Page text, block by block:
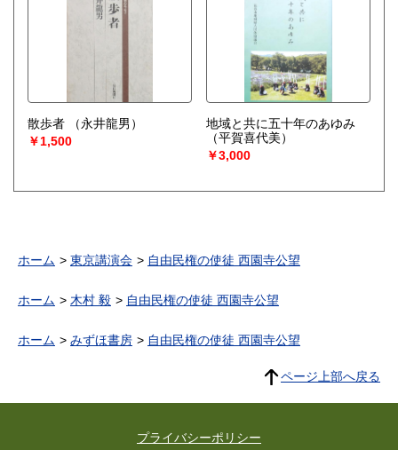
散歩者
（永井龍男）
￥1,500
地域と共に五十年のあゆみ
（平賀喜代美）
￥3,000
ホーム 東京講演会 自由民権の使徒 西園寺公望
ホーム 木村 毅 自由民権の使徒 西園寺公望
ホーム みずほ書房 自由民権の使徒 西園寺公望
ページ上部へ戻る
プライバシーポリシー